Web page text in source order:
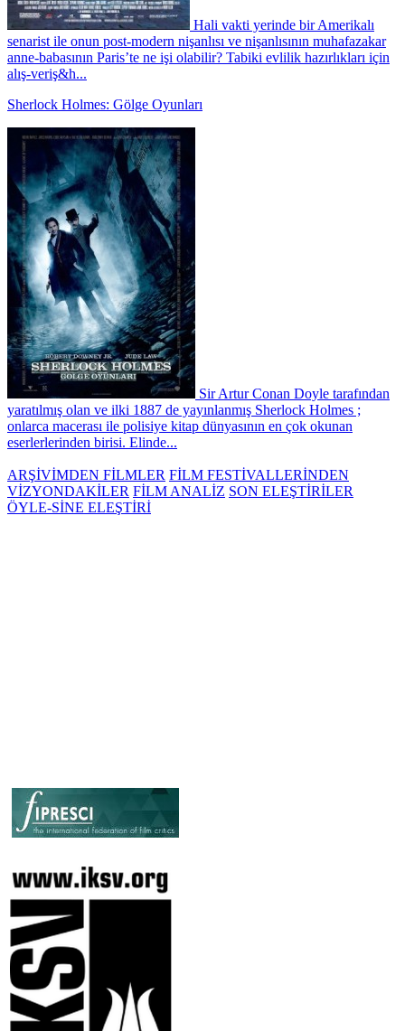
Hali vakti yerinde bir Amerikalı
senarist ile onun post-modern nişanlısı ve nişanlısının muhafazakar
anne-babasının Paris’te ne işi olabilir? Tabiki evlilik hazırlıkları için
alış-veriş&h...
Sherlock Holmes: Gölge Oyunları
Sir Artur Conan Doyle tarafından
yaratılmış olan ve ilki 1887 de yayınlanmış Sherlock Holmes ;
onlarca macerası ile polisiye kitap dünyasının en çok okunan
eserlerlerinden birisi. Elinde...
ARŞİVİMDEN FİLMLER FİLM FESTİVALLERİNDEN
VİZYONDAKİLER FİLM ANALİZ SON ELEŞTİRİLER
ÖYLE-SİNE ELEŞTİRİ